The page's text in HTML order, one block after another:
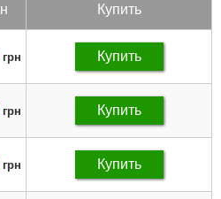
Купить
грн Купить
грн Купить
грн Купить